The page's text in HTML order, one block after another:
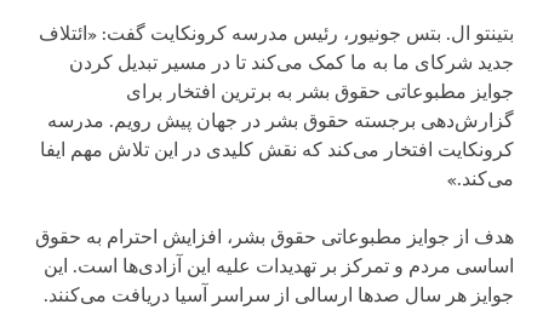
بتینتو ال. بتس جونیور، رئیس مدرسه کرونکایت گفت: «ائتلاف
جدید شرکای ما به ما کمک می‌کند تا در مسیر تبدیل کردن
جوایز مطبوعاتی حقوق بشر به برترین افتخار برای
گزارش‌دهی برجسته حقوق بشر در جهان پیش رویم. مدرسه
کرونکایت افتخار می‌کند که نقش کلیدی در این تلاش مهم ایفا
می‌کند.»
هدف از جوایز مطبوعاتی حقوق بشر، افزایش احترام به حقوق
اساسی مردم و تمرکز بر تهدیدات علیه این آزادی‌ها است. این
جوایز هر سال صدها ارسالی از سراسر آسیا دریافت می‌کنند.